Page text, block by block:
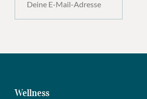
Wellness